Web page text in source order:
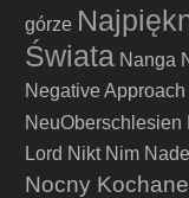
górze
Świata Nanga
Negative Approach
NeuOberschlesien
Lord Nikt Nim
Nocny